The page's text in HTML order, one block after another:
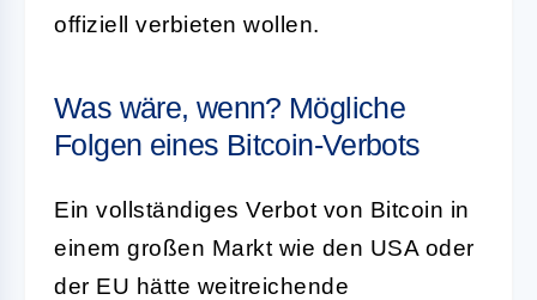
offiziell verbieten wollen.
Was wäre, wenn? Mögliche
Folgen eines Bitcoin-Verbots
Ein vollständiges Verbot von Bitcoin in
einem großen Markt wie den USA oder
der EU hätte weitreichende